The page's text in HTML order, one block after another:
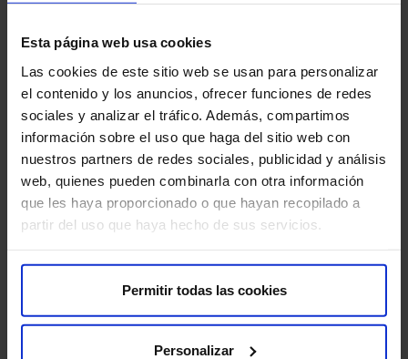
Esta página web usa cookies
Las cookies de este sitio web se usan para personalizar
el contenido y los anuncios, ofrecer funciones de redes
sociales y analizar el tráfico. Además, compartimos
información sobre el uso que haga del sitio web con
nuestros partners de redes sociales, publicidad y análisis
web, quienes pueden combinarla con otra información
que les haya proporcionado o que hayan recopilado a
partir del uso que haya hecho de sus servicios.
Permitir todas las cookies
Personalizar
Tomografía
computerizada
Te ofrecemos un diagnóstico
completo con la Tomografía
Computarizada (TC) más
innovadora: imágenes de alta
radiación.
Tomosíntesis